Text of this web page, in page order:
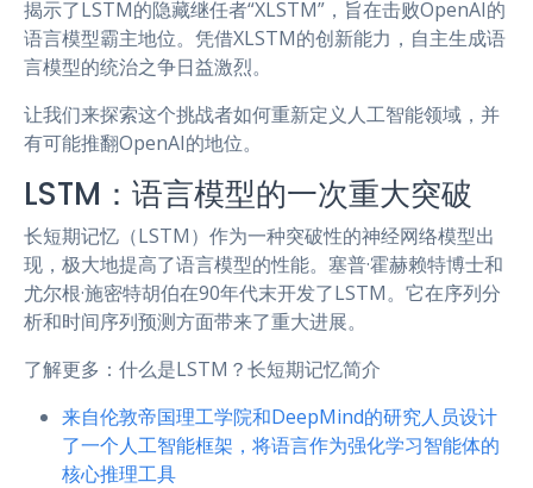
揭示了LSTM的隐藏继任者“XLSTM”，旨在击败OpenAI的
语言模型霸主地位。凭借XLSTM的创新能力，自主生成语
言模型的统治之争日益激烈。
让我们来探索这个挑战者如何重新定义人工智能领域，并
有可能推翻OpenAI的地位。
LSTM：语言模型的一次重大突破
长短期记忆（LSTM）作为一种突破性的神经网络模型出
现，极大地提高了语言模型的性能。塞普·霍赫赖特博士和
尤尔根·施密特胡伯在90年代末开发了LSTM。它在序列分
析和时间序列预测方面带来了重大进展。
了解更多：什么是LSTM？长短期记忆简介
来自伦敦帝国理工学院和DeepMind的研究人员设计
了一个人工智能框架，将语言作为强化学习智能体的
核心推理工具